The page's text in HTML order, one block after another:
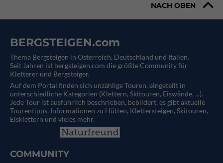
NACH OBEN
BERGSTEIGEN.com
Thema Bergsteigen in Österreich, Deutschland und Italien.
Seit Jahren ist bergsteigen.com die größte Community für
Kletterer und Bergsteiger.
Auf dem Portal finden sich unzählige Touren, eingeteilt in
unterschiedliche Kategorien (Klettern, Skitouren, Eiswände, ...).
Jede Tour ist ausführlich beschrieben, bebildert, es gibt aktuelle
Tourentipps, Informationen zu Hütten, Klettersteigen, Skitouren,
Eisklettern und vieles mehr.
COMMUNITY